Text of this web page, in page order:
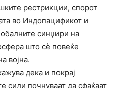
рестрикции, спорот
во Индопацификот и
синџири на
што сè повеќе
војна.
дека и покрај
сили почнуваат да сфаќаат